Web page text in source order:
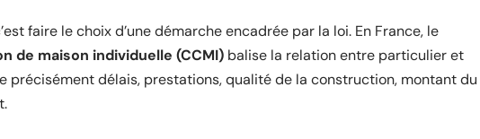
faire le choix d’une démarche encadrée par la loi. En France, le
de maison individuelle (CCMI) balise la relation entre particulier et
précisément délais, prestations, qualité de la construction, montant du